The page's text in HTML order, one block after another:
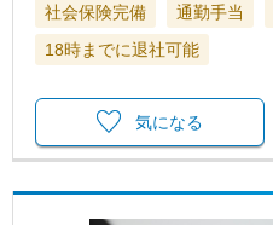
社会保険完備 通勤手当
18時までに退社可能
気になる